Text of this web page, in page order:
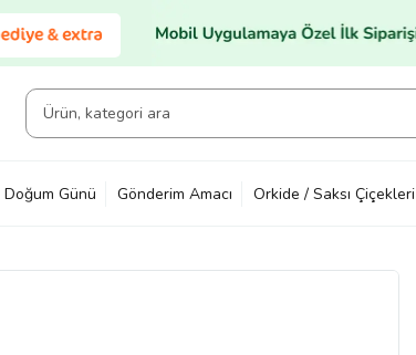
Doğum Günü Gönderim Amacı Orkide / Saksı Çiçekleri